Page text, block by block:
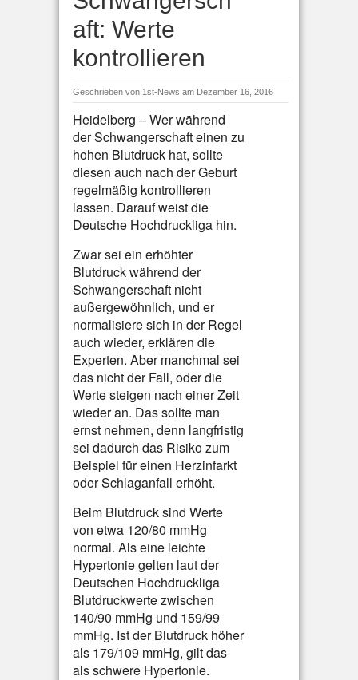
aft: Werte
kontrollieren
Geschrieben von 1st-News am Dezember 16, 2016
Heidelberg – Wer während
der Schwangerschaft einen zu
hohen Blutdruck hat, sollte
diesen auch nach der Geburt
regelmäßig kontrollieren
lassen. Darauf weist die
Deutsche Hochdruckliga hin.
Zwar sei ein erhöhter
Blutdruck während der
Schwangerschaft nicht
außergewöhnlich, und er
normalisiere sich in der Regel
auch wieder, erklären die
Experten. Aber manchmal sei
das nicht der Fall, oder die
Werte steigen nach einer Zeit
wieder an. Das sollte man
ernst nehmen, denn langfristig
sei dadurch das Risiko zum
Beispiel für einen Herzinfarkt
oder Schlaganfall erhöht.
Beim Blutdruck sind Werte
von etwa 120/80 mmHg
normal. Als eine leichte
Hypertonie gelten laut der
Deutschen Hochdruckliga
Blutdruckwerte zwischen
140/90 mmHg und 159/99
mmHg. Ist der Blutdruck höher
als 179/109 mmHg, gilt das
als schwere Hypertonie.